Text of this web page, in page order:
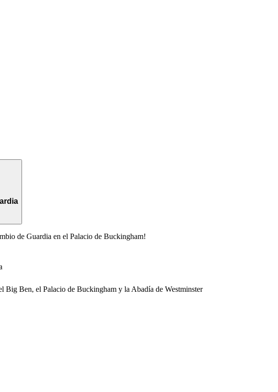
de Guardia en el Palacio de Buckingham!
Big Ben, el Palacio de Buckingham y la Abadía de Westminster